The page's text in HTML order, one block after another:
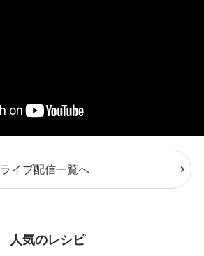
ライブ配信一覧へ
人気のレシピ